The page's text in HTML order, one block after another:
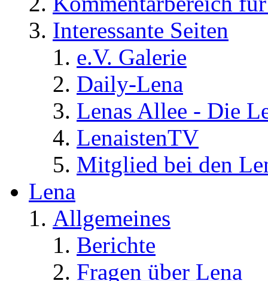
Interessante Seiten
e.V. Galerie
Daily-Lena
Lenas Allee - Die
LenaistenTV
Mitglied bei den
Lena
Allgemeines
Berichte
Fragen über Lena